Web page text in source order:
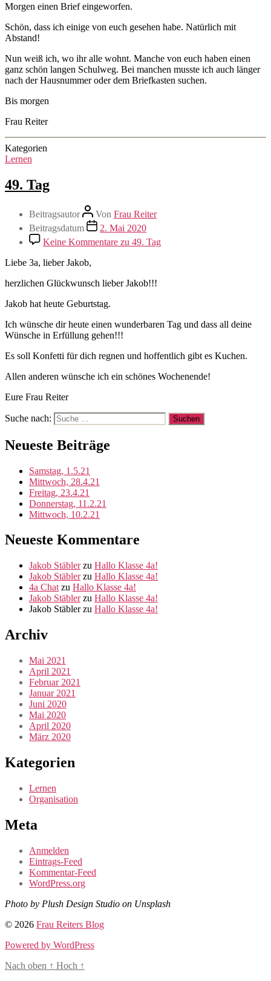
Morgen einen Brief eingeworfen.
Schön, dass ich einige von euch gesehen habe. Natürlich mit
Abstand!
Nun weiß ich, wo ihr alle wohnt. Manche von euch haben einen
ganz schön langen Schulweg. Bei manchen musste ich auch länger
nach der Hausnummer oder dem Briefkasten suchen.
Bis morgen
Frau Reiter
Kategorien
Lernen
49. Tag
Beitragsautor Von Frau Reiter
Beitragsdatum
2. Mai 2020
Keine Kommentare zu 49. Tag
Liebe 3a, lieber Jakob,
herzlichen Glückwunsch lieber Jakob!!!
Jakob hat heute Geburtstag.
Ich wünsche dir heute einen wunderbaren Tag und dass all deine
Wünsche in Erfüllung gehen!!!
Es soll Konfetti für dich regnen und hoffentlich gibt es Kuchen.
Allen anderen wünsche ich ein schönes Wochenende!
Eure Frau Reiter
Suche nach:
Neueste Beiträge
Samstag, 1.5.21
Mittwoch, 28.4.21
Freitag, 23.4.21
Donnerstag, 11.2.21
Mittwoch, 10.2.21
Neueste Kommentare
Jakob Stäblerzu Hallo Klasse 4a!
Jakob Stäblerzu Hallo Klasse 4a!
4a Chat zu Hallo Klasse 4a!
Jakob Stäblerzu Hallo Klasse 4a!
Jakob Stäblerzu Hallo Klasse 4a!
Archiv
Mai 2021
April 2021
Februar 2021
Januar 2021
Juni 2020
Mai 2020
April 2020
März 2020
Kategorien
Lernen
Organisation
Meta
Anmelden
Eintrags-Feed
Kommentar-Feed
WordPress.org
Photo by Plush Design Studio on Unsplash
© 2026 Frau Reiters Blog
Powered by WordPress
Nach oben ↑ Hoch ↑